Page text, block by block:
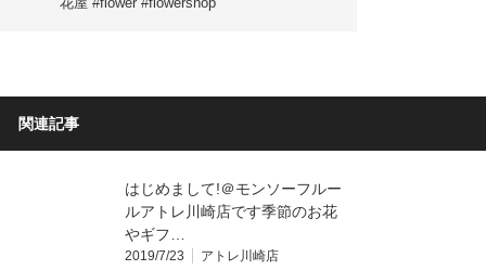
関連記事
はじめまして!＠モンソーフルー
ルアトレ川崎店です季節のお花
やギフ…
2019/7/23 アトレ川崎店